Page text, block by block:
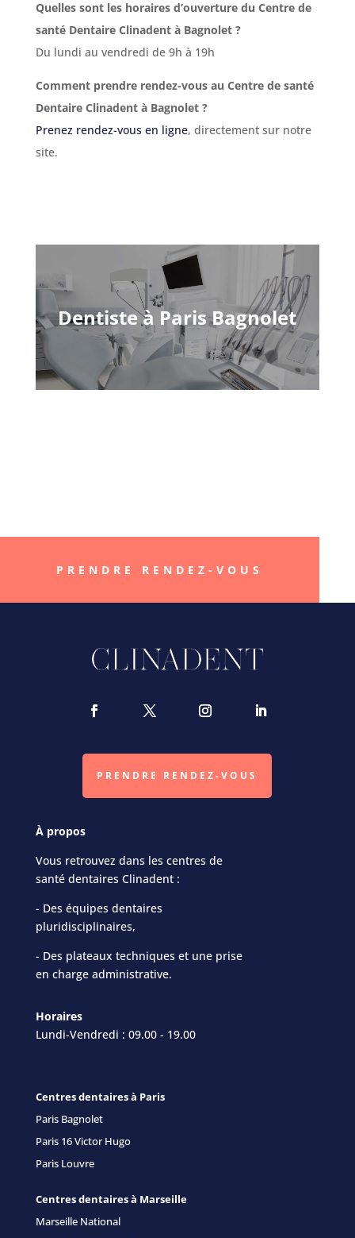
Quelles sont les horaires d’ouverture du Centre de
santé Dentaire Clinadent à Bagnolet ?
Du lundi au vendredi de 9h à 19h
Comment prendre rendez-vous au Centre de santé
Dentaire Clinadent à Bagnolet ?
Prenez rendez-vous en ligne, directement sur notre
site.
Dentiste à Paris Bagnolet
PRENDRE RENDEZ-VOUS
PRENDRE RENDEZ-VOUS
À propos
Vous retrouvez dans les centres de
santé dentaires Clinadent :
- Des équipes dentaires
pluridisciplinaires,
- Des plateaux techniques et une prise
en charge administrative.
Horaires
Lundi-Vendredi : 09.00 - 19.00
Centres dentaires à Paris
Paris Bagnolet
Paris 16 Victor Hugo
Paris Louvre
Centres dentaires à Marseille
Marseille National